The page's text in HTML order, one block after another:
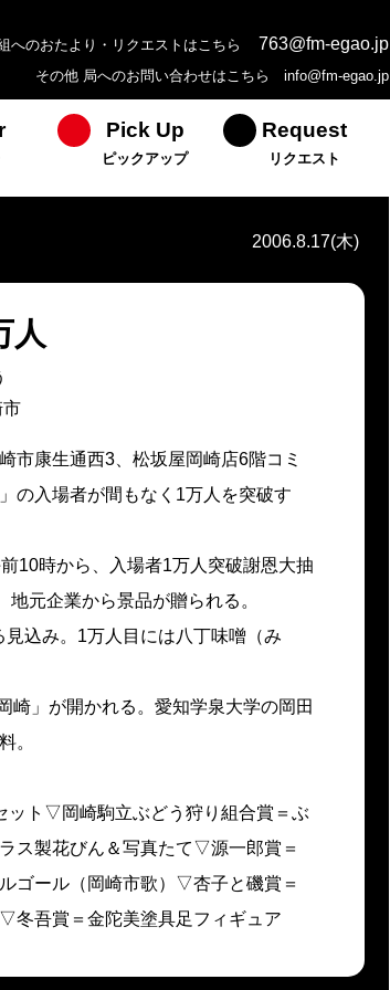
へのおたより・リクエストはこちら 763@fm-egao.jp
その他 局へのお問い合わせはこちら info@fm-egao.jp
Pick Up
ピックアップ
Request
リクエスト
2006.8.17(木)
人
市康生通西3、松坂屋岡崎店6階コミ
の入場者が間もなく1万人を突破す
10時から、入場者1万人突破謝恩大抽
元企業から景品が贈られる。
込み。1万人目には八丁味噌（み
」が開かれる。愛知学泉大学の岡田
。
ト▽岡崎駒立ぶどう狩り組合賞＝ぶ
ス製花びん＆写真たて▽源一郎賞＝
ゴール（岡崎市歌）▽杏子と磯賞＝
吾賞＝金陀美塗具足フィギュア